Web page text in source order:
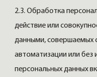
2.3. Обработка
действие или
данными, совершаемых
автоматизации или без
персональных данных